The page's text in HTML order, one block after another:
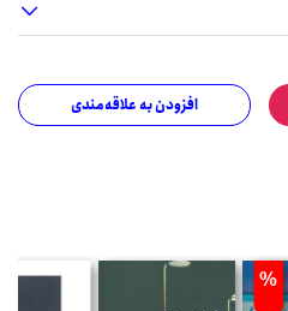
افزودن به علاقه‌مندی